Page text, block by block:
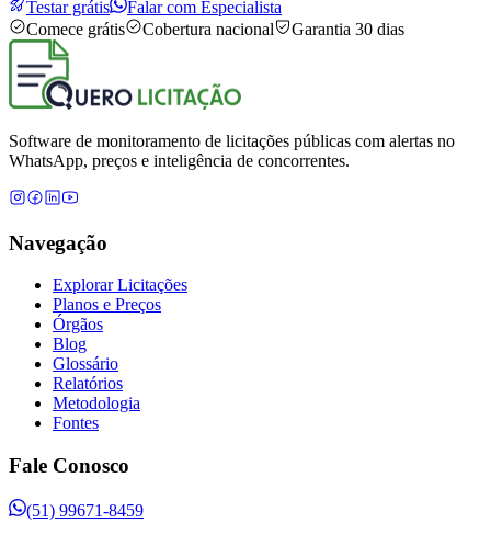
Testar grátis
Falar com Especialista
Comece grátis
Cobertura nacional Garantia 30 dias
Software de monitoramento de licitações públicas com alertas no
WhatsApp, preços e inteligência de concorrentes.
Navegação
Explorar Licitações
Planos e Preços
Órgãos
Blog
Glossário
Relatórios
Metodologia
Fontes
Fale Conosco
(51) 99671-8459